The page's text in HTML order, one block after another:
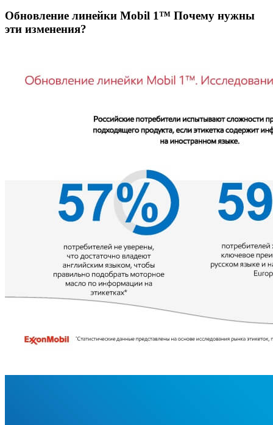
Обновление линейки Mobil 1™ Почему нужны
эти изменения?